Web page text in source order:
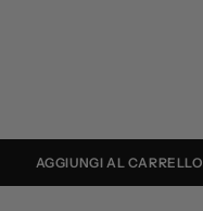
AGGIUNGI AL CARRELLO